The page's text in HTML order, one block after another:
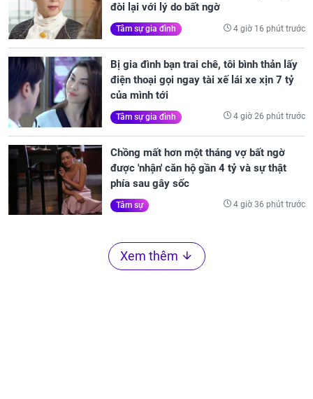
đòi lại với lý do bất ngờ
Tâm sự gia đình 4 giờ 16 phút trước
Bị gia đình bạn trai chê, tôi bình thản lấy
điện thoại gọi ngay tài xế lái xe xịn 7 tỷ
của mình tới
Tâm sự gia đình 4 giờ 26 phút trước
Chồng mất hơn một tháng vợ bất ngờ
được 'nhận' căn hộ gần 4 tỷ và sự thật
phía sau gây sốc
Tâm sự 4 giờ 36 phút trước
Xem thêm